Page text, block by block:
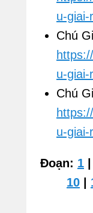
u-
Chú
u-
Chú
u-
Đoạn: 1
10